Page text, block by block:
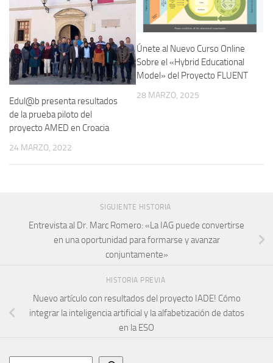
Edul@b presenta resultados
de la prueba piloto del
proyecto AMED en Croacia
24 MARZO, 2022
Únete al Nuevo Curso Online
Sobre el «Hybrid Educational
Model» del Proyecto FLUENT
28 MARZO, 2025
SIGUIENTE HISTORIA
Entrevista al Dr. Marc Romero: «La IAG puede convertirse
en una oportunidad para formarse y avanzar
conjuntamente»
HISTORIA PREVIA
Nuevo artículo con resultados del proyecto IADE! Cómo
integrar la inteligencia artificial y la alfabetización de datos
en la ESO